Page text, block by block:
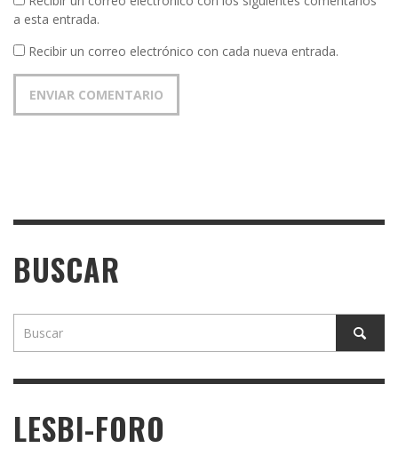
a esta entrada.
Recibir un correo electrónico con cada nueva entrada.
BUSCAR
LESBI-FORO